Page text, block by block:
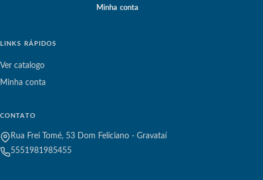
Minha conta
LINKS RÁPIDOS
Ver catalogo
Minha conta
CONTATO
Rua Frei Tomé, 53 Dom Feliciano - Gravataí
5551981985455